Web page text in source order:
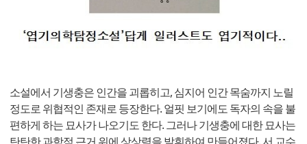
소설에서 기생충은 인간을 괴롭히고, 심지어 인간 목숨까지 노릴
정도로 위협적인 존재로 등장한다. 얼핏 보기에도 독자의 속을 불
편하게 하는 묘사가 나오기도 한다. 그러나 기생충에 대한 묘사는
탄탄한 과학적 근거 위에 상상력을 발휘하여 만들어졌다. 서 교수